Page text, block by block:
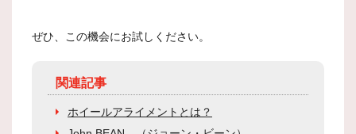
ぜひ、この機会にお試しください。
関連記事
ホイールアライメントとは？